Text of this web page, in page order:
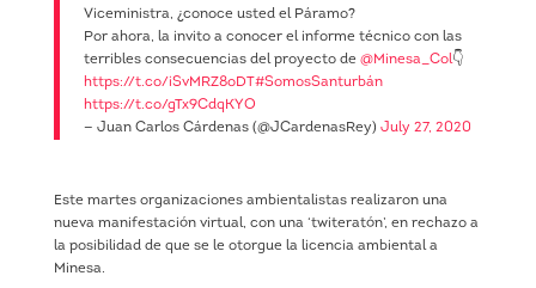
Viceministra, ¿conoce usted el Páramo?
Por ahora, la invito a conocer el informe técnico con las
terribles consecuencias del proyecto de @Minesa_Col👇
https://t.co/iSvMRZ8oDT#SomosSanturbán
https://t.co/gTx9CdqKYO
— Juan Carlos Cárdenas (@JCardenasRey) July 27, 2020
Este martes organizaciones ambientalistas realizaron una
nueva manifestación virtual, con una ‘twiteratón’, en rechazo a
la posibilidad de que se le otorgue la licencia ambiental a
Minesa.